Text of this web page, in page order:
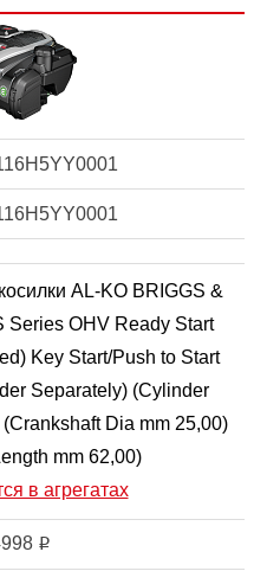
AL-KO BRIGGS &
Series OHV Ready Start
Key Start/Push to Start
Separately) (Cylinder
Dia mm 25,00)
mm 62,00)
в агрегатах
i